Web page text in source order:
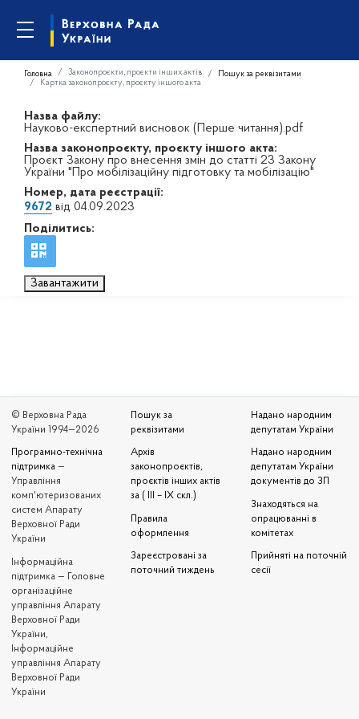
Головна Законопроєкти, проєкти інших актів
Пошук за реквізитами
Картка законопроєкту, проєкту іншого акта
Назва файлу:
Науково-експертний висновок (Перше читання).pdf
Назва законопроєкту, проєкту іншого акта:
Проєкт Закону про внесення змін до статті 23 Закону
України "Про мобілізаційну підготовку та мобілізацію"
Номер, дата реєстрації:
9672 від 04.09.2023
Поділитись:
Завантажити
© Верховна Рада
України 1994—2026
Програмно-технічна
підтримка —
Управління
комп'ютеризованих
систем Апарату
Верховної Ради
України
Iнформаційна
підтримка — Головне
організаційне
управління Апарату
Верховної Ради
України,
Інформаційне
управління Апарату
Верховної Ради
України
Пошук за
реквізитами
Архів
законопроєктів,
проєктів інших актів
за ( III – IX скл.)
Правила
оформлення
Зареєстровані за
поточний тиждень
Надано народним
депутатам України
Надано народним
депутатам України
документів до ЗП
Знаходяться на
опрацюванні в
комітетах
Прийняті на поточній
сесії